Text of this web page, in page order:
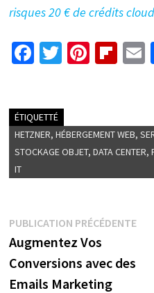
risques 20 € de crédits
Fa
o
o
k
T
er
Pi
es
t
Fl
o
ar
d
l
ÉTIQUETTÉ
HETZNER, HÉBERGEMENT WEB,
STOCKAGE OBJET, DATA CENTER,
IT
Navigation
de
l’article
PUBLICATION PRÉCÉDENTE
Augmentez Vos
Conversions avec des
Emails Marketing